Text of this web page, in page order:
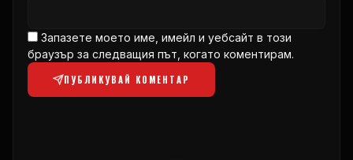
Запазете моето име, имейл и уебсайт в този
браузър за следващия път, когато коментирам.
ПУБЛИКУВАЙ КОМЕНТАР